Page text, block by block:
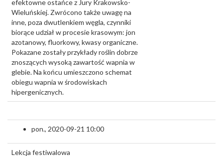
efektowne ostańce z Jury Krakowsko-
Wieluńskiej. Zwrócono także uwagę na
inne, poza dwutlenkiem węgla, czynniki
biorące udział w procesie krasowym: jon
azotanowy, fluorkowy, kwasy organiczne.
Pokazane zostały przykłady roślin dobrze
znoszących wysoką zawartość wapnia w
glebie. Na końcu umieszczono schemat
obiegu wapnia w środowiskach
hipergenicznych.
pon., 2020-09-21 10:00
Lekcja festiwalowa